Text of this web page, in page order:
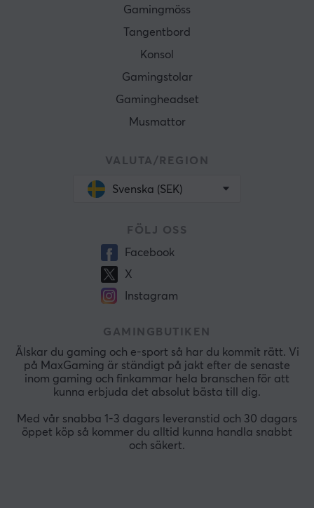
Gamingmöss
Tangentbord
Konsol
Gamingstolar
Gamingheadset
Musmattor
VALUTA/REGION
Svenska (SEK)
FÖLJ OSS
Facebook
X
Instagram
GAMINGBUTIKEN
Älskar du gaming och e-sport så har du kommit rätt. Vi
på MaxGaming är ständigt på jakt efter de senaste
inom gaming och finkammar hela branschen för att
kunna erbjuda det absolut bästa till dig.
Med vår snabba 1-3 dagars leveranstid och 30 dagars
öppet köp så kommer du alltid kunna handla snabbt
och säkert.